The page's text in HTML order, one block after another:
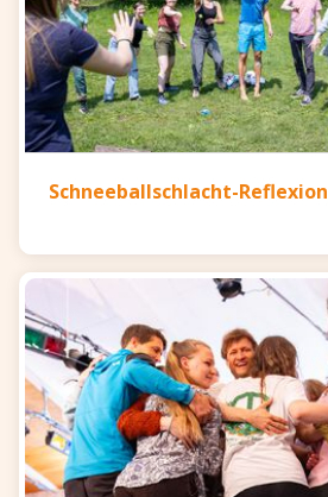
Schneeballschlacht-Reflexion